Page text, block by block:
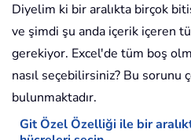
Diyelim ki bir aralıkta birçok
ve şimdi şu anda içerik içeren
gerekiyor. Excel'de tüm boş
nasıl seçebilirsiniz? Bu sorunu
bulunmaktadır.
Git Özel Özelliği ile bir